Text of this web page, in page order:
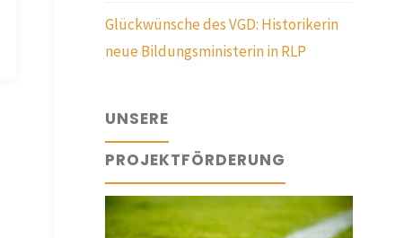
Glückwünsche des VGD: Historikerin
neue Bildungsministerin in RLP
UNSERE
PROJEKTFÖRDERUNG